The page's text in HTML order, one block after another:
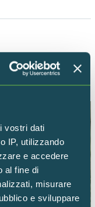
vostri dati
IP, utilizzando
e accedere
al fine di
misurare
e sviluppare